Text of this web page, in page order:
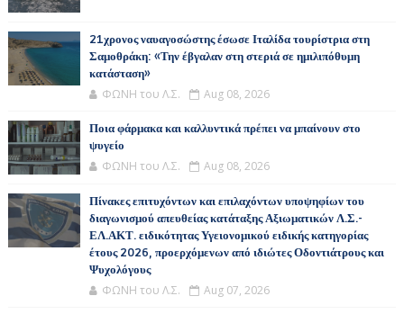
21χρονος ναυαγοσώστης έσωσε Ιταλίδα τουρίστρια στη
Σαμοθράκη: «Την έβγαλαν στη στεριά σε ημιλιπόθυμη
κατάσταση»
ΦΩΝΗ του Λ.Σ. Aug 08, 2026
Ποια φάρμακα και καλλυντικά πρέπει να μπαίνουν στο
ψυγείο
ΦΩΝΗ του Λ.Σ. Aug 08, 2026
Πίνακες επιτυχόντων και επιλαχόντων υποψηφίων του
διαγωνισμού απευθείας κατάταξης Αξιωματικών Λ.Σ.-
ΕΛ.ΑΚΤ. ειδικότητας Υγειονομικού ειδικής κατηγορίας
έτους 2026, προερχόμενων από ιδιώτες Οδοντιάτρους και
Ψυχολόγους
ΦΩΝΗ του Λ.Σ. Aug 07, 2026